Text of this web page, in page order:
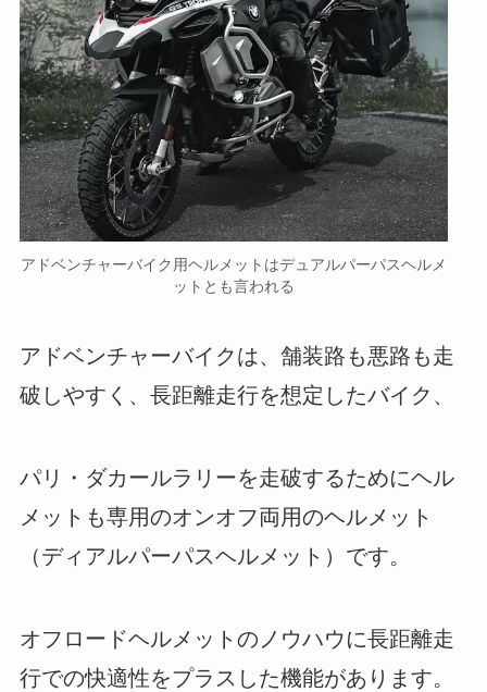
アドベンチャーバイク用ヘルメットはデュアルパーパスヘルメ
ットとも言われる
アドベンチャーバイクは、舗装路も悪路も走
破しやすく、長距離走行を想定したバイク、
パリ・ダカールラリーを走破するためにヘル
メットも専用のオンオフ両用のヘルメット
（ディアルパーパスヘルメット）です。
オフロードヘルメットのノウハウに長距離走
行での快適性をプラスした機能があります。